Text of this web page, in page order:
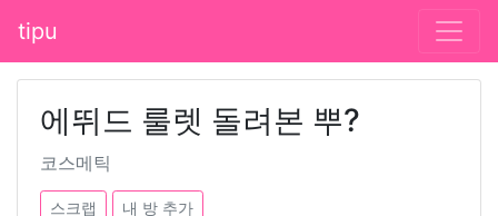
tipu
에뛰드 룰렛 돌려본 뿌?
코스메틱
스크랩 내 방 추가